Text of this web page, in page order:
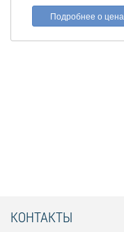
Подробнее о
КОНТАКТЫ